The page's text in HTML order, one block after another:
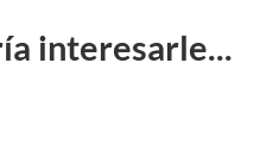
interesarle...